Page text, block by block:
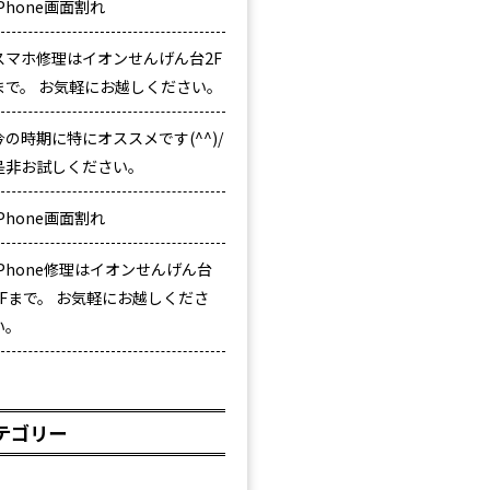
画面割れ
マホ修理はイオンせんげん台2F
で。 お気軽にお越しください。
の時期に特にオススメです(^^)/
非お試しください。
画面割れ
修理はイオンせんげん台
まで。 お気軽にお越しくださ
ゴリー